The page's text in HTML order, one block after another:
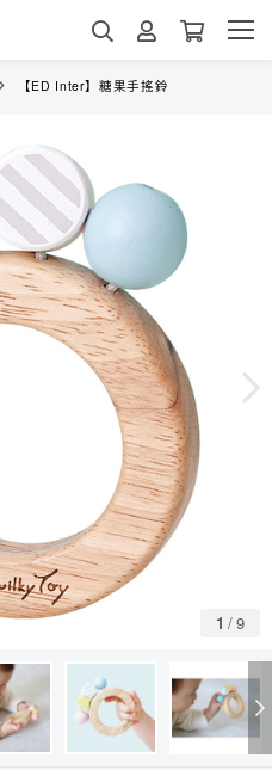
【ED Inter】糖果手搖鈴
1 /9